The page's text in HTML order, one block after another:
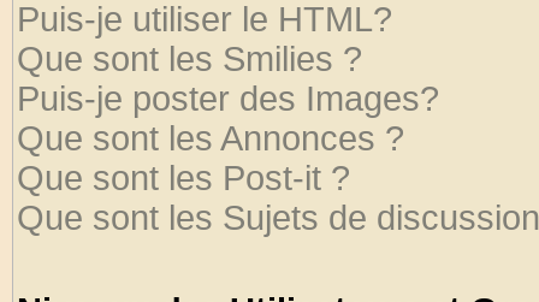
Puis-je utiliser le HTML?
Que sont les Smilies ?
Puis-je poster des Images?
Que sont les Annonces ?
Que sont les Post-it ?
Que sont les Sujets de